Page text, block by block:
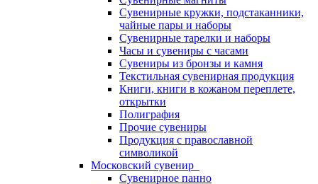
Сувенирные кружки, подстаканники,
чайные пары и наборы
Сувенирные тарелки и наборы
Часы и сувениры с часами
Сувениры из бронзы и камня
Текстильная сувенирная продукция
Книги, книги в кожаном переплете,
открытки
Полиграфия
Прочие сувениры
Продукция с православной
символикой
Московский сувенир
Сувенирное панно